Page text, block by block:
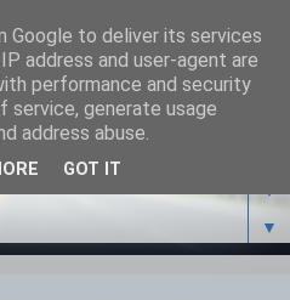
▼
▼
Google to deliver its services
address and user-agent are
performance and security
generate usage
address abuse.
GOT IT